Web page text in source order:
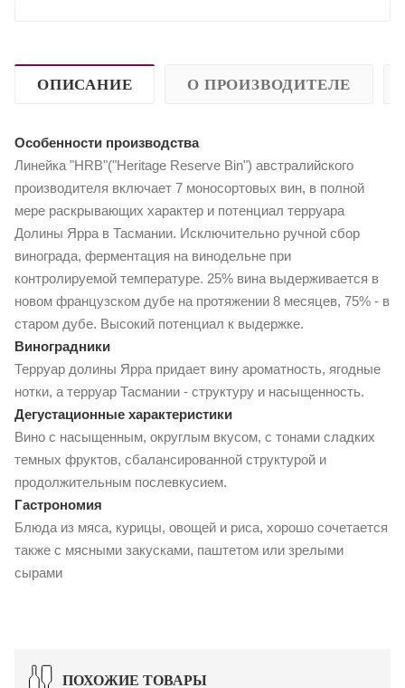
ОПИСАНИЕ О ПРОИЗВОДИТЕЛЕ
Особенности производства
Линейка "HRB"("Heritage Reserve Bin") австралийского
производителя включает 7 моносортовых вин, в полной
мере раскрывающих характер и потенциал терруара
Долины Ярра в Тасмании. Исключительно ручной сбор
винограда, ферментация на винодельне при
контролируемой температуре. 25% вина выдерживается в
новом французском дубе на протяжении 8 месяцев, 75% - в
старом дубе. Высокий потенциал к выдержке.
Виноградники
Терруар долины Ярра придает вину ароматность, ягодные
нотки, а терруар Тасмании - структуру и насыщенность.
Дегустационные характеристики
Вино с насыщенным, округлым вкусом, с тонами сладких
темных фруктов, сбалансированной структурой и
продолжительным послевкусием.
Гастрономия
Блюда из мяса, курицы, овощей и риса, хорошо сочетается
также с мясными закусками, паштетом или зрелыми
сырами
ПОХОЖИЕ ТОВАРЫ